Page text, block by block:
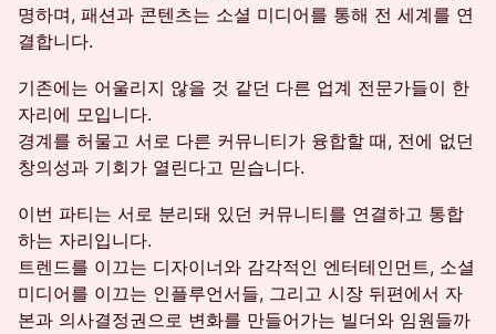
명하며, 패션과 콘텐츠는 소셜 미디어를 통해 전 세계를 연
결합니다.
기존에는 어울리지 않을 것 같던 다른 업계 전문가들이 한
자리에 모입니다.
경계를 허물고 서로 다른 커뮤니티가 융합할 때, 전에 없던
창의성과 기회가 열린다고 믿습니다.
이번 파티는 서로 분리돼 있던 커뮤니티를 연결하고 통합
하는 자리입니다.
트렌드를 이끄는 디자이너와 감각적인 엔터테인먼트, 소셜
미디어를 이끄는 인플루언서들, 그리고 시장 뒤편에서 자
본과 의사결정권으로 변화를 만들어가는 빌더와 임원들까